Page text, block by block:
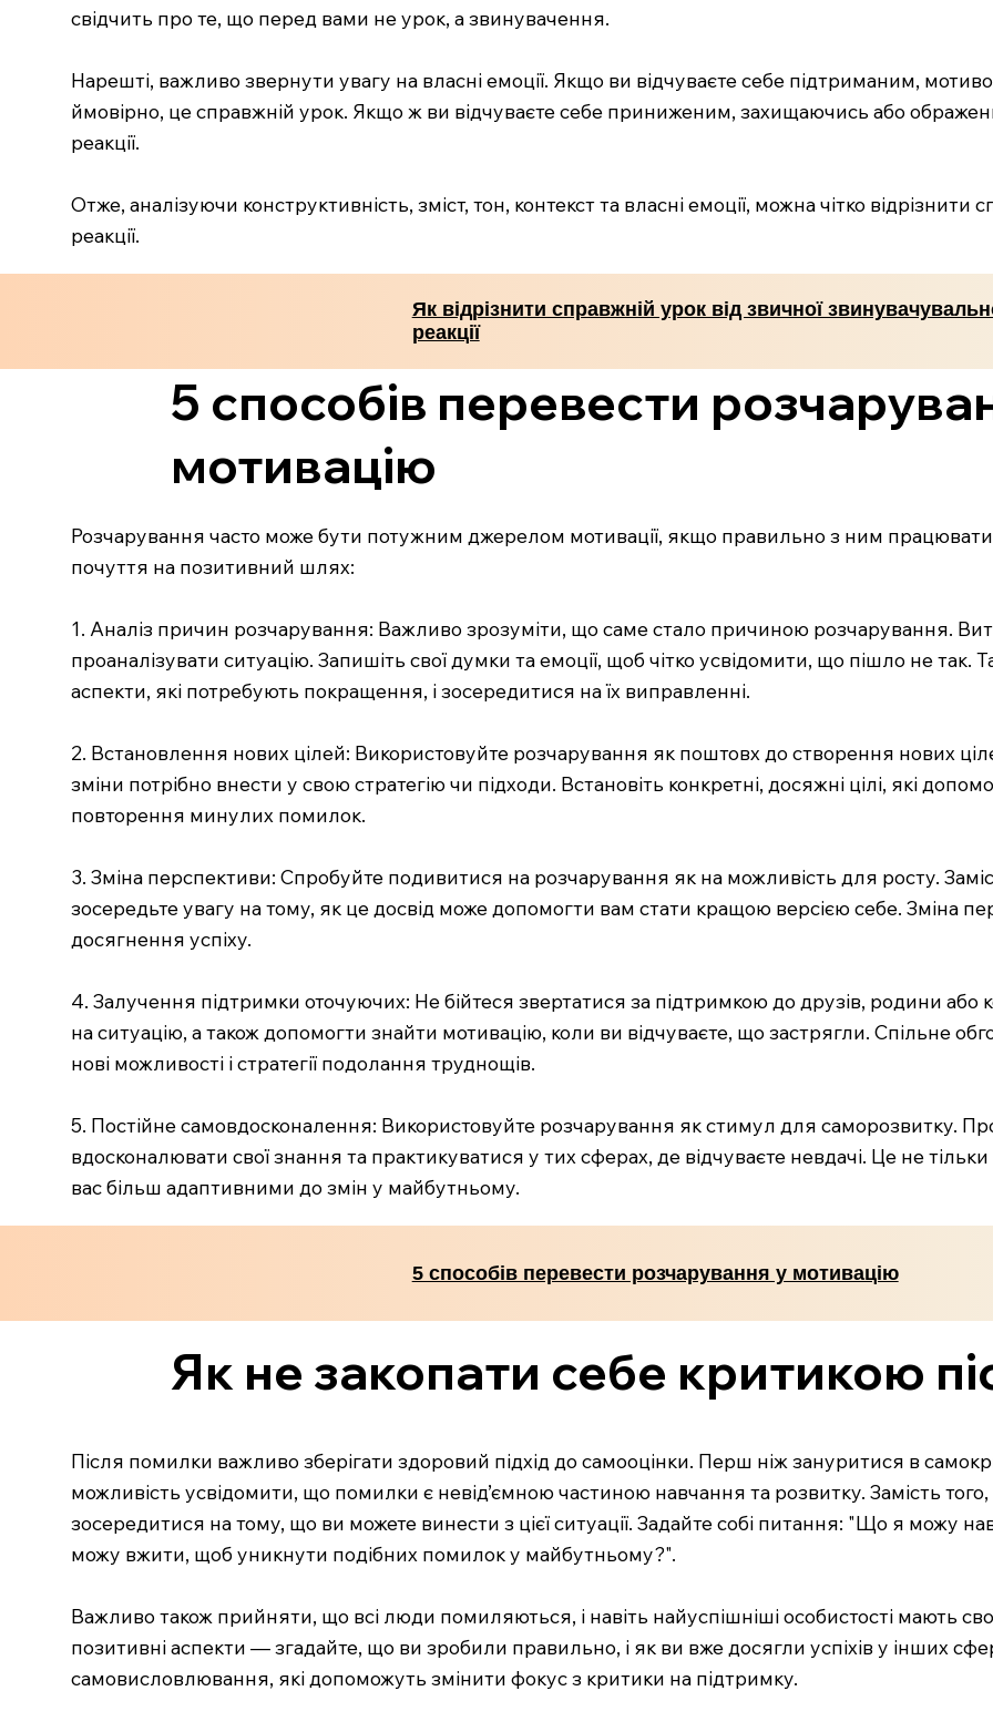
свідчить про те, що перед вами не урок, а звинувачення.
Нарешті, важливо звернути увагу на власні емоції. Якщо ви відчуваєте себе підтриманим,
ймовірно, це справжній урок. Якщо ж ви відчуваєте себе приниженим, захищаючись або
реакції.
Отже, аналізуючи конструктивність, зміст, тон, контекст та власні емоції, можна чітко
реакції.
Як відрізнити справжній урок від звичної
реакції
5 способів перевести
мотивацію
Розчарування часто може бути потужним джерелом мотивації, якщо правильно з ним
почуття на позитивний шлях:
1. Аналіз причин розчарування: Важливо зрозуміти, що саме стало причиною розчарування.
проаналізувати ситуацію. Запишіть свої думки та емоції, щоб чітко усвідомити, що пішло не
аспекти, які потребують покращення, і зосередитися на їх виправленні.
2. Встановлення нових цілей: Використовуйте розчарування як поштовх до створення нових
зміни потрібно внести у свою стратегію чи підходи. Встановіть конкретні, досяжні цілі, які
повторення минулих помилок.
3. Зміна перспективи: Спробуйте подивитися на розчарування як на можливість для росту.
зосередьте увагу на тому, як це досвід може допомогти вам стати кращою версією себе. Зміна
досягнення успіху.
4. Залучення підтримки оточуючих: Не бійтеся звертатися за підтримкою до друзів, родини
на ситуацію, а також допомогти знайти мотивацію, коли ви відчуваєте, що застрягли. Спільне
нові можливості і стратегії подолання труднощів.
5. Постійне самовдосконалення: Використовуйте розчарування як стимул для саморозвитку.
вдосконалювати свої знання та практикуватися у тих сферах, де відчуваєте невдачі. Це не
вас більш адаптивними до змін у майбутньому.
5 способів перевести розчарування у мотивацію
Як не закопати себе критикою
Після помилки важливо зберігати здоровий підхід до самооцінки. Перш ніж зануритися в
можливість усвідомити, що помилки є невід’ємною частиною навчання та розвитку. Замість
зосередитися на тому, що ви можете винести з цієї ситуації. Задайте собі питання: "Що я можу
можу вжити, щоб уникнути подібних помилок у майбутньому?".
Важливо також прийняти, що всі люди помиляються, і навіть найуспішніші особистості мають
позитивні аспекти — згадайте, що ви зробили правильно, і як ви вже досягли успіхів у інших
самовисловлювання, які допоможуть змінити фокус з критики на підтримку.